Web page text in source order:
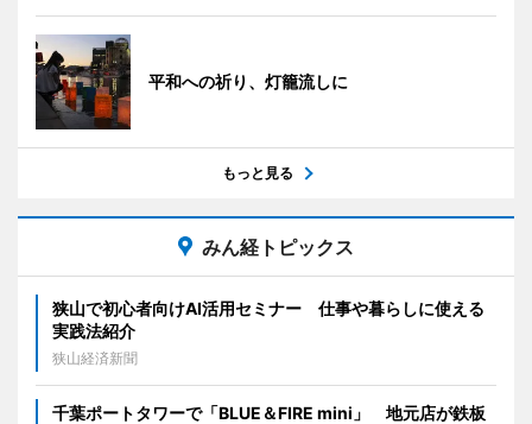
平和への祈り、灯籠流しに
もっと見る
みん経トピックス
狭山で初心者向けAI活用セミナー 仕事や暮らしに使える
実践法紹介
狭山経済新聞
千葉ポートタワーで「BLUE＆FIRE mini」 地元店が鉄板